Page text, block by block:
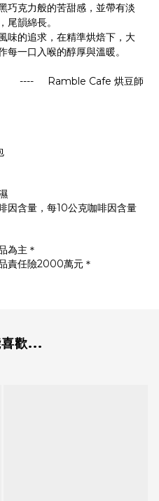
巧克力般的苦甜感，並帶有淡
尾韻綿長。
味的追求，在精準烘焙下，大
每一口入喉的醇厚與溫暖。
---- Ramble Cafe 烘豆師
因含量，每10公克咖啡因含量
為主＊
責任險2000萬元＊
歡...